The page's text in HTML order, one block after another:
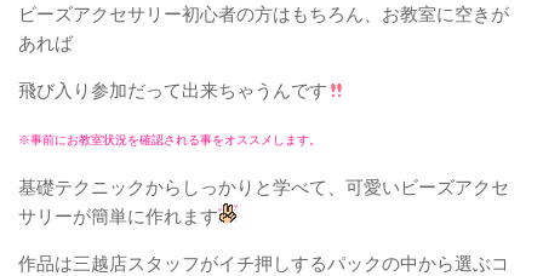
ビーズアクセサリー初心者の方はもちろん、お教室に空きが
あれば
飛び入り参加だって出来ちゃうんです
※事前にお教室状況を確認される事をオススメします。
基礎テクニックからしっかりと学べて、可愛いビーズアクセ
サリーが簡単に作れます
作品は三越店スタッフがイチ押しするパックの中から選ぶコ